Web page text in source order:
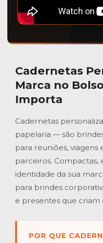
Cadernetas
Marca no
Importa
Cadernetas
papelaria — são
para reuniões, viagens
parceiros. Compactas,
identidade da sua
para brindes
e presentes que criam
POR QUE